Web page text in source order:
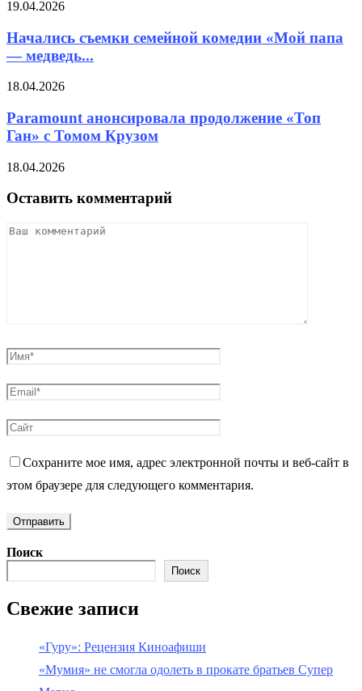
19.04.2026
Начались съемки семейной комедии «Мой папа
— медведь...
18.04.2026
Paramount анонсировала продолжение «Топ
Ган» с Томом Крузом
18.04.2026
Оставить комментарий
Сохраните мое имя, адрес электронной почты и веб-сайт в
этом браузере для следующего комментария.
Поиск
Поиск
Свежие записи
«Гуру»: Рецензия Киноафиши
«Мумия» не смогла одолеть в прокате братьев Супер